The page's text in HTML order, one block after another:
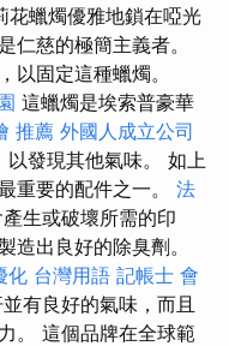
花蠟燭優雅地鎖在啞光
仁慈的極簡主義者。
以固定這種蠟燭。
這蠟燭是埃索普豪華
推薦 外國人成立公司
發現其他氣味。 如上
重要的配件之一。 法
生或破壞所需的印
造出良好的除臭劑。
化 台灣用語 記帳士 會
有良好的氣味，而且
。 這個品牌在全球範